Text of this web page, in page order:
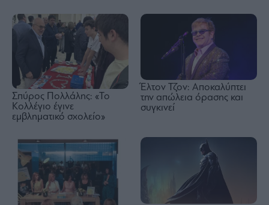
Σπύρος Πολλάλης: «Το
Κολλέγιο έγινε
εμβληματικό σχολείο»
Έλτον Τζον: Αποκαλύπτει
την απώλεια όρασης και
συγκινεί